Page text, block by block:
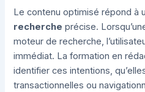
Le contenu optimisé répond à
recherche précise.
moteur de recherche,
immédiat. La formation en
identifier ces intentions,
transactionnelles ou